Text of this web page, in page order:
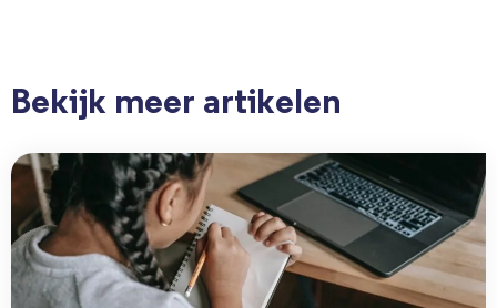
Bekijk meer artikelen